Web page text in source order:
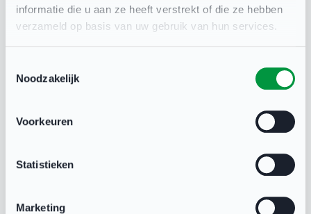
informatie die u aan ze heeft verstrekt of die ze hebben
verzameld op basis van uw gebruik van hun services.
Noodzakelijk
Voorkeuren
Statistieken
Marketing
Meer dan 100 golfclubs doen mee
LEDENWERVING & –BEHOUD
club-campagne van de Nederlandse Golffederatie. Deze
campagne gaat in mei van start en heeft als doel de
golfsport toegankelijker en daarmee toekomstbestendig
te maken. De campagne moet een beweging in gang
nieuwe leden zich welkom voelen.